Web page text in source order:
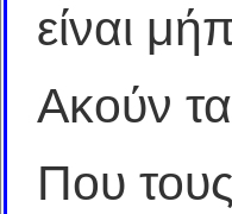
είναι
Ακούν
Που